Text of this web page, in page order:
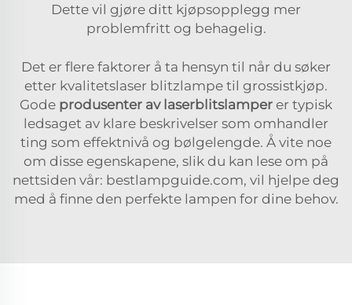
Dette vil gjøre ditt kjøpsopplegg mer
problemfritt og behagelig.
Det er flere faktorer å ta hensyn til når du søker
etter kvalitetslaser blitzlampe til grossistkjøp.
Gode produsenter av laserblitslamper er typisk
ledsaget av klare beskrivelser som omhandler
ting som effektnivå og bølgelengde. Å vite noe
om disse egenskapene, slik du kan lese om på
nettsiden vår: bestlampguide.com, vil hjelpe deg
med å finne den perfekte lampen for dine behov.